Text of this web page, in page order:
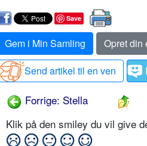
Save
Gem i Min Samling
Opret din
Send artikel til en ven
Forrige: Stella
Klik på den smiley du vil give